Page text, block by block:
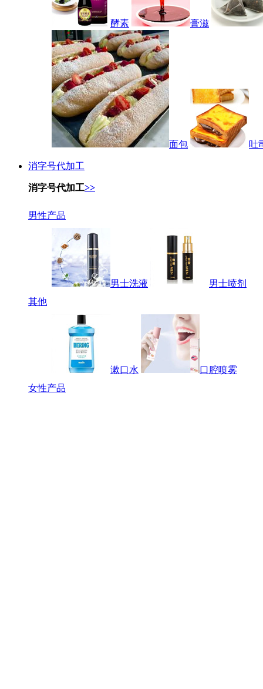
酵素 膏滋
面包 吐
消字号代加工
消字号代加工>>
男性产品
男士洗液
男士喷剂
其他
漱口水
口腔喷雾
女性产品